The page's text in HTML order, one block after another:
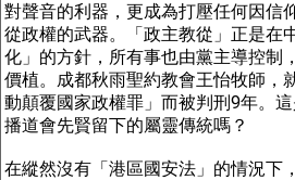
對聲音的利器，更成為打壓任何因信
從政權的武器。「政主教從」正是在
化」的方針，所有事也由黨主導控制
價植。成都秋雨聖約教會王怡牧師，
動顛覆國家政權罪」而被判刑9年。
播道會先賢留下的屬靈傳統嗎？
在縱然沒有「港區國安法」的情況下